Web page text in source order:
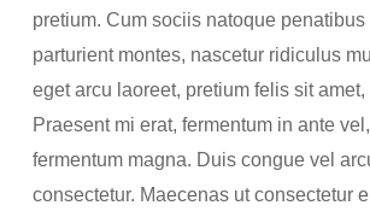
pretium. Cum sociis natoque
parturient montes, nascetur ridiculus
eget arcu laoreet, pretium felis sit amet,
Praesent mi erat, fermentum in ante
fermentum magna. Duis congue vel
consectetur. Maecenas ut consectetur